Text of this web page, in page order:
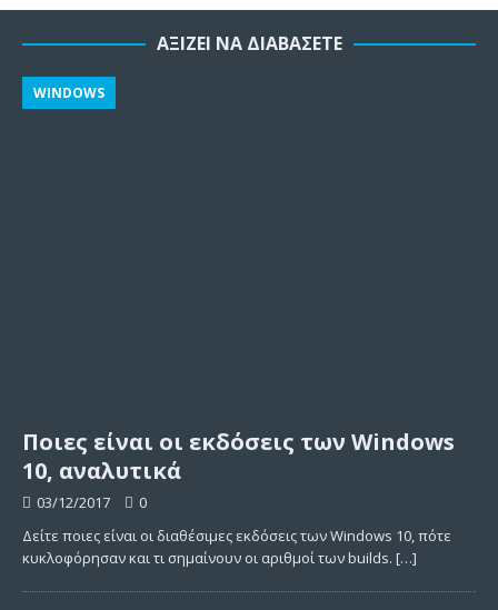
ΑΞΊΖΕΙ ΝΑ ΔΙΑΒΆΣΕΤΕ
Ποιες είναι οι εκδόσεις των Windows
10, αναλυτικά
WINDOWS
03/12/2017
0
Δείτε ποιες είναι οι διαθέσιμες εκδόσεις των Windows 10, πότε
κυκλοφόρησαν και τι σημαίνουν οι αριθμοί των builds. […]